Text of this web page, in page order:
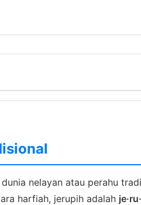
nelayan atau perahu
harfiah, jerupih adalah